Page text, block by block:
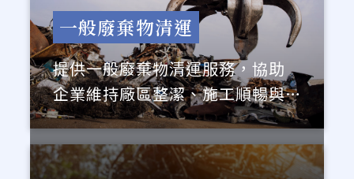
一般廢棄物清運
提供一般廢棄物清運服務，協助
企業維持廠區整潔、施工順暢與
營運安全。